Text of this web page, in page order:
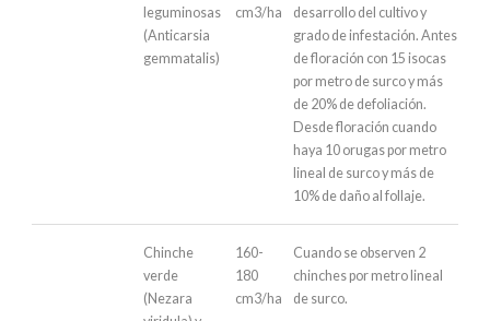
leguminosas
(Anticarsia
gemmatalis)
cm3/ha
desarrollo del cultivo y
grado de infestación. Antes
de floración con 15 isocas
por metro de surco y más
de 20% de defoliación.
Desde floración cuando
haya 10 orugas por metro
lineal de surco y más de
10% de daño al follaje.
Chinche
verde
(Nezara
160-
180
cm3/ha
Cuando se observen 2
chinches por metro lineal
de surco.